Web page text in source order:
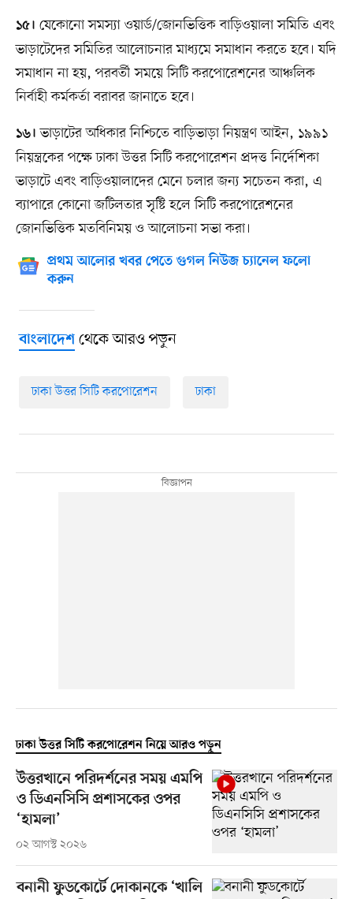
১৫। যেকোনো সমস্যা ওয়ার্ড/জোনভিত্তিক বাড়িওয়ালা সমিতি এবং
ভাড়াটেদের সমিতির আলোচনার মাধ্যমে সমাধান করতে হবে। যদি
সমাধান না হয়, পরবর্তী সময়ে সিটি করপোরেশনের আঞ্চলিক
নির্বাহী কর্মকর্তা বরাবর জানাতে হবে।
১৬। ভাড়াটের অধিকার নিশ্চিতে বাড়িভাড়া নিয়ন্ত্রণ আইন, ১৯৯১
নিয়ন্ত্রকের পক্ষে ঢাকা উত্তর সিটি করপোরেশন প্রদত্ত নির্দেশিকা
ভাড়াটে এবং বাড়িওয়ালাদের মেনে চলার জন্য সচেতন করা, এ
ব্যাপারে কোনো জটিলতার সৃষ্টি হলে সিটি করপোরেশনের
জোনভিত্তিক মতবিনিময় ও আলোচনা সভা করা।
প্রথম আলোর খবর পেতে গুগল নিউজ চ্যানেল ফলো
করুন
বাংলাদেশথেকে আরও পড়ুন
ঢাকা উত্তর সিটি করপোরেশন ঢাকা
ঢাকা উত্তর সিটি করপোরেশন নিয়ে আরও পড়ুন
উত্তরখানে পরিদর্শনের সময় এমপি
ও ডিএনসিসি প্রশাসকের ওপর
‘হামলা’
০২ আগস্ট ২০২৬
বনানী ফুডকোর্টে দোকানকে ‘খালি